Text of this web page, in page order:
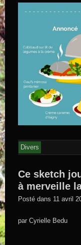
Divers
Ce sketch
à merveille
Posté dans 11 avril
par Cyrielle Bedu